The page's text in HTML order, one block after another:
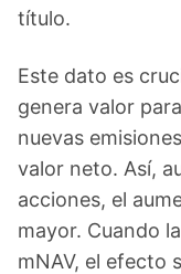
título.
Este dato es
genera valor
nuevas
valor neto. Así,
acciones, el
mayor. Cuando
mNAV, el efecto